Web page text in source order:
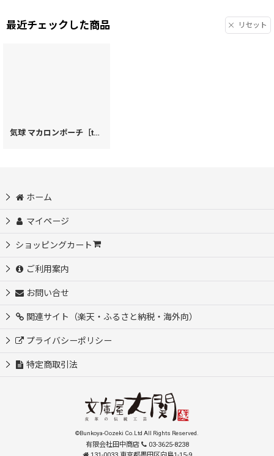
最近チェックした商品 リセット
気球 マカロンポーチ［t］
ホーム
マイページ
ショッピングカート
ご利用案内
お問い合せ
関連サイト（楽天・ふるさと納税・海外向）
プライバシーポリシー
特定商取引法
©Bunkoya-Oozeki Co.Ltd All Rights Reserved.
有限会社田中商店
03-3625-8238